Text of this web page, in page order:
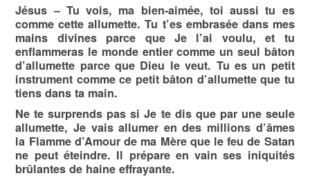
Jésus – Tu vois, ma bien-aimée, toi aussi tu es
comme cette allumette. Tu t’es embrasée dans mes
mains divines parce que Je l’ai voulu, et tu
enflammeras le monde entier comme un seul bâton
d’allumette parce que Dieu le veut. Tu es un petit
instrument comme ce petit bâton d’allumette que tu
tiens dans ta main.
Ne te surprends pas si Je te dis que par une seule
al­lumette, Je vais allumer en des millions d’âmes
la Flamme d’Amour de ma Mère que le feu de Satan
ne peut éteindre. Il prépare en vain ses iniquités
brûlantes de haine effrayante.